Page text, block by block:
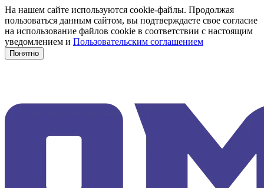
На нашем сайте используются cookie-файлы. Продолжая
пользоваться данным сайтом, вы подтверждаете свое согласие
на использование файлов cookie в соответствии с настоящим
уведомлением и Пользовательским соглашением
Понятно